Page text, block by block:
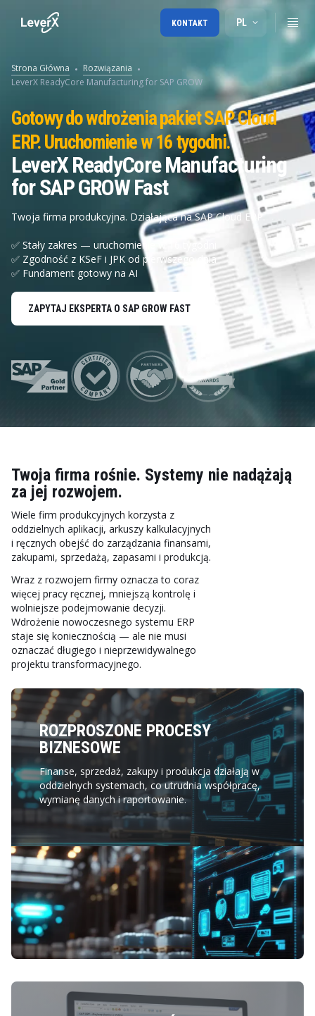
PL
KONTAKT
Strona Główna
Rozwiązania
LeverX ReadyCore Manufacturing for SAP GROW
Gotowy do wdrożenia pakiet SAP Cloud
ERP. Uruchomienie w 16 tygodni.
LeverX ReadyCore Manufacturing
for SAP GROW Fast
Twoja firma produkcyjna. Działająca na SAP Cloud ERP.
✅ Stały zakres — uruchomienie w 16 tygodni
✅ Zgodność z KSeF i JPK od pierwszego dnia
✅ Fundament gotowy na AI
ZAPYTAJ EKSPERTA O SAP GROW FAST
Twoja firma rośnie. Systemy nie nadążają
za jej rozwojem.
Wiele firm produkcyjnych korzysta z
oddzielnych aplikacji, arkuszy kalkulacyjnych
i ręcznych obejść do zarządzania finansami,
zakupami, sprzedażą, zapasami i produkcją.
Wraz z rozwojem firmy oznacza to coraz
więcej pracy ręcznej, mniejszą kontrolę i
wolniejsze podejmowanie decyzji.
Wdrożenie nowoczesnego systemu ERP
staje się koniecznością — ale nie musi
oznaczać długiego i nieprzewidywalnego
projektu transformacyjnego.
ROZPROSZONE PROCESY
BIZNESOWE
Finanse, sprzedaż, zakupy i produkcja działają w
oddzielnych systemach, co utrudnia współpracę,
wymianę danych i raportowanie.